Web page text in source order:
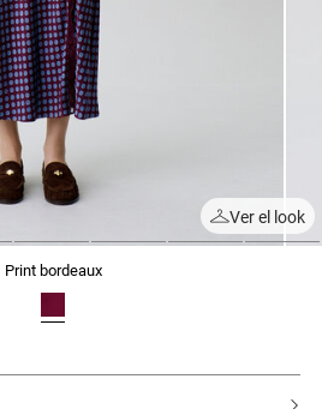
Ver el look
print bordeaux